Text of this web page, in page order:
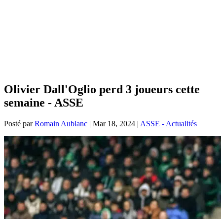
Olivier Dall'Oglio perd 3 joueurs cette
semaine - ASSE
Posté parRomain Aublanc | Mar 18, 2024 | ASSE - Actualités